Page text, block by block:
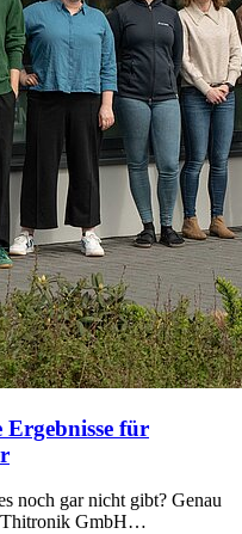
für
noch gar nicht gibt? Genau
Thitronik GmbH…